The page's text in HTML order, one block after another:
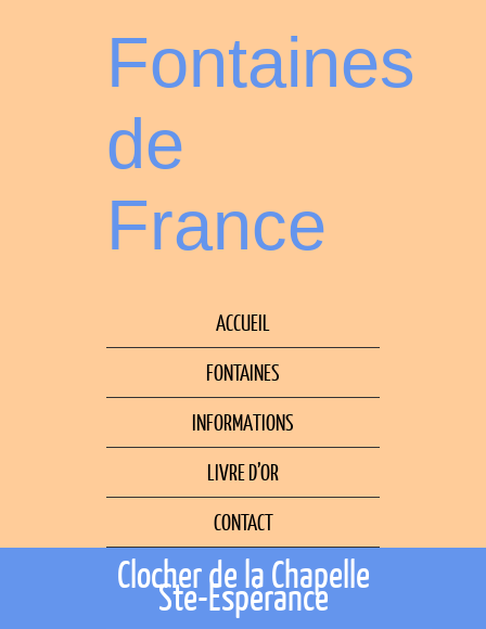
Fontaines
de
France
ACCUEIL
FONTAINES
INFORMATIONS
LIVRE D’OR
CONTACT
Clocher de la Chapelle
Ste-Espérance